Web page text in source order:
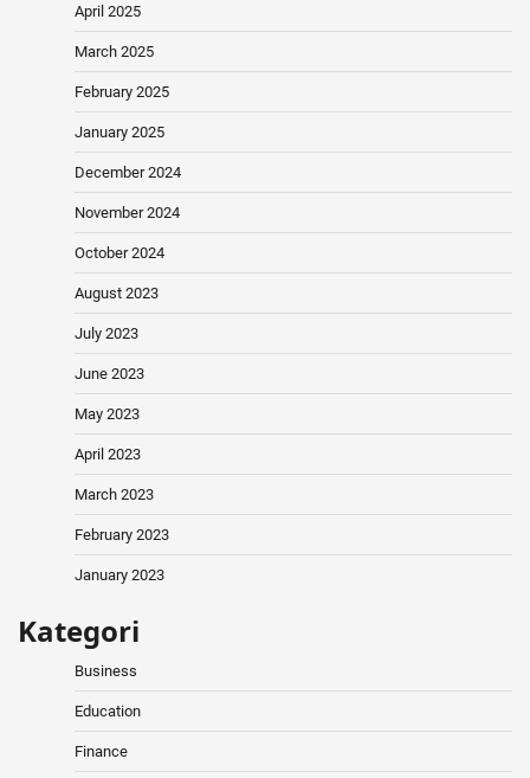
April 2025
March 2025
February 2025
January 2025
December 2024
November 2024
October 2024
August 2023
July 2023
June 2023
May 2023
April 2023
March 2023
February 2023
January 2023
Kategori
Business
Education
Finance